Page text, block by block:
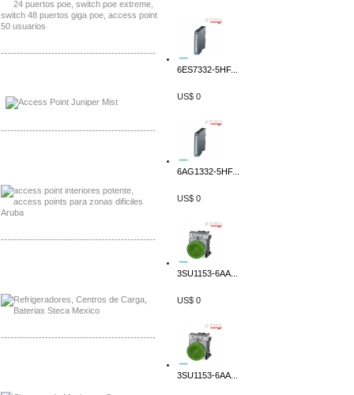
-------------------------------------------------
-------------------------------------------------
-------------------------------------------------
-------------------------------------------------
6ES7332-5HF...
US$ 0
6AG1332-5HF...
US$ 0
3SU1153-6AA...
US$ 0
3SU1153-6AA...